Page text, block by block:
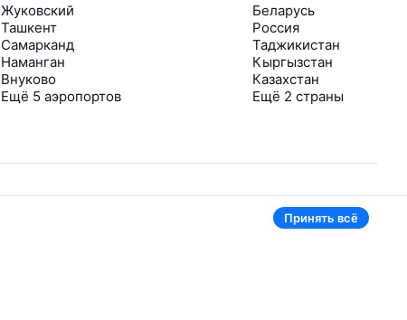
Жуковский
Ташкент
Самарканд
Наманган
Внуково
Ещё 5 аэропортов
Беларусь
Россия
Таджикистан
Кыргызстан
Казахстан
Ещё 2 страны
Принять всё